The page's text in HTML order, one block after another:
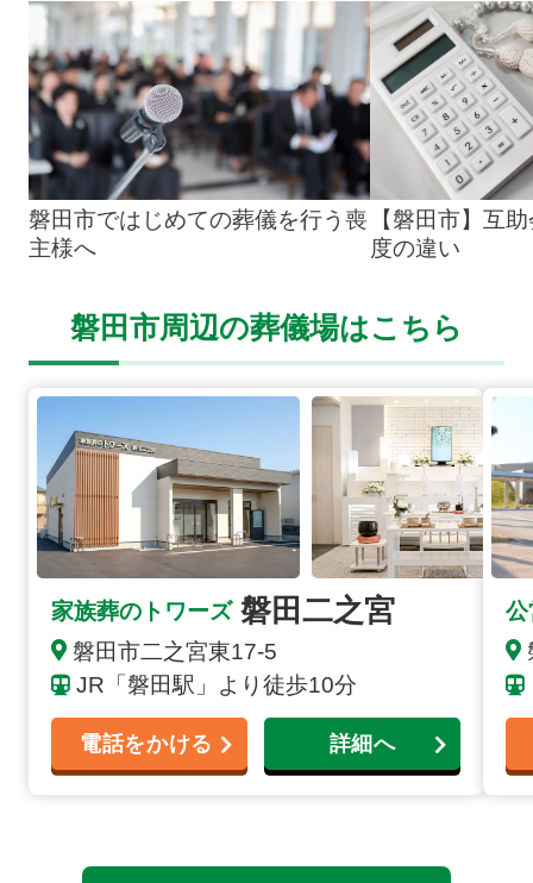
磐田市ではじめての葬儀を行う喪
主様へ
【磐田市】互
度の違い
磐田市周辺の葬儀場はこちら
家族葬のトワーズ 磐田二之宮
磐田市二之宮東17-5
JR「磐田駅」より徒歩10分
電話をかける 詳細へ
磐田二之宮の詳細へ
公
磐